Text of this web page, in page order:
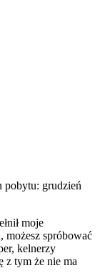
pobytu: grudzień
moje
możesz spróbować
kelnerzy
z tym że nie ma